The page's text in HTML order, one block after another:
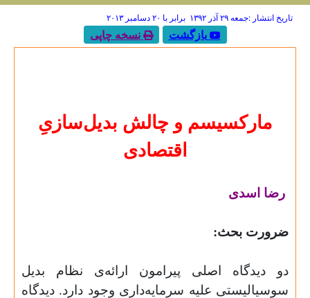
تاریخ انتشار :جمعه ۲۹ آذر ۱۳۹۲ برابر با ۲۰ دسامبر ۲۰۱۳
بازگشت نسخه چاپی
مارکسیسم و چالش بدیل‌سازیِ
اقتصادی
رضا اسدی
ضرورت بحث:
دو دیدگاه اصلی پیرامون ارائه‌ی نظام بدیل
سوسیالیستی علیه سرمایه‌داری وجود دارد. دیدگاه